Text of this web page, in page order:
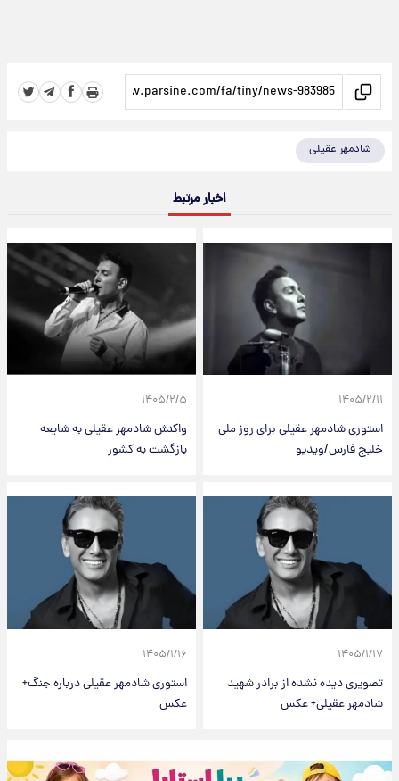
شادمهر عقیلی
اخبار مرتبط
۱۴۰۵/۲/۱۱
استوری شادمهر عقیلی برای روز ملی
خلیج فارس/ویدیو
۱۴۰۵/۲/۵
واکنش شادمهر عقیلی به شایعه
بازگشت به کشور
۱۴۰۵/۱/۱۷
تصویری دیده نشده از برادر شهید
شادمهر عقیلی+ عکس
۱۴۰۵/۱/۱۶
استوری شادمهر عقیلی درباره جنگ+
عکس